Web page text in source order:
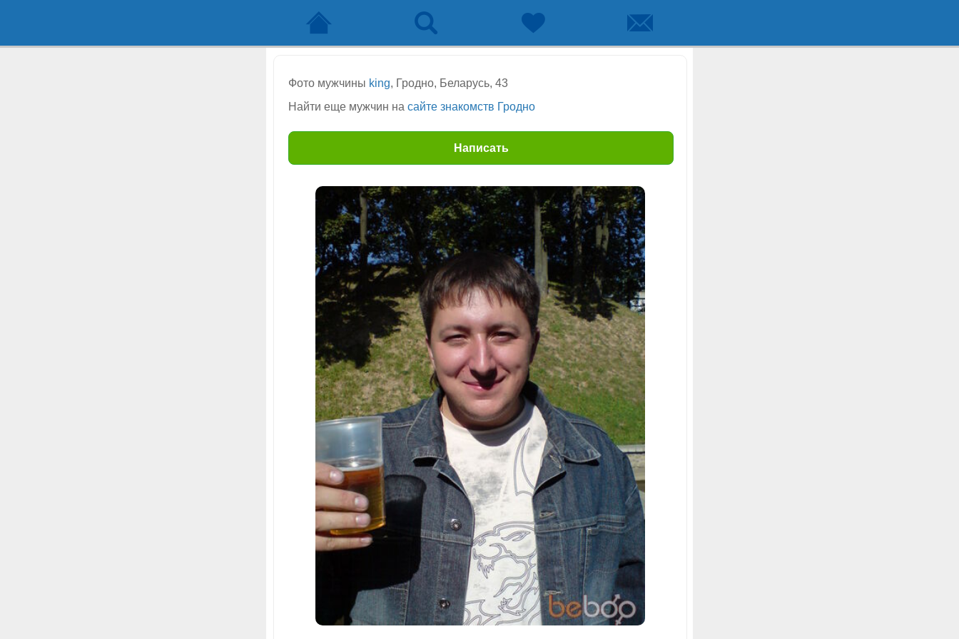
Фото мужчины king, Гродно, Беларусь, 43
Найти еще мужчин на сайте знакомств Гродно
Написать